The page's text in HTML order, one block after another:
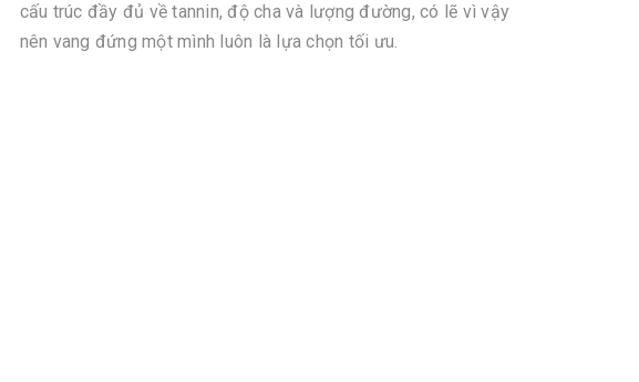
cấu trúc đầy đủ về tannin, độ cha và lượng đường, có lẽ vì vậy
nên vang đứng một mình luôn là lựa chọn tối ưu.